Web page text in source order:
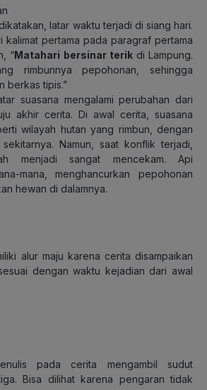
latar waktu terjadi di siang hari.
kalimat pertama pada paragraf pertama
“Matahari bersinar terikdi Lampung.
rimbunnya pepohonan, sehingga
berkas tipis.”
suasana mengalami perubahan dari
akhir cerita. Di awal cerita, suasana
wilayah hutan yang rimbun, dengan
Namun, saat konflik terjadi,
menjadi sangat mencekam. Api
mana, menghancurkan pepohonan
hewan di dalamnya.
alur maju karena cerita disampaikan
dengan waktu kejadian dari awal
pada cerita mengambil sudut
Bisa dilihat karena pengaran tidak